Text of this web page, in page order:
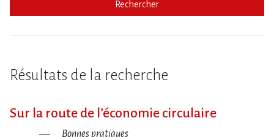
Rechercher
Résultats de la recherche
Sur la route de l​‌’économie circulaire
Bonnes pratiques